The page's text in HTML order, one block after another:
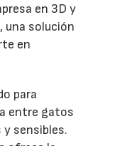
en 3D y
una solución
en
para
entre gatos
sensibles.